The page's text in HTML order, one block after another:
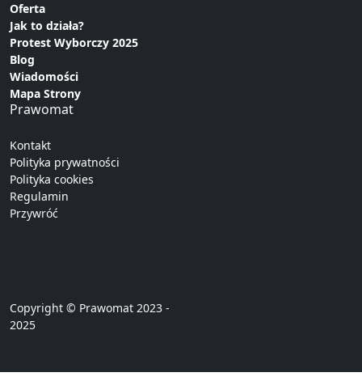
Oferta
Jak to działa?
Protest Wyborczy 2025
Blog
Wiadomości
Mapa Strony
Prawomat
Kontakt
Polityka prywatności
Polityka cookies
Regulamin
Przywróć
Copyright © Prawomat 2023 -
2025